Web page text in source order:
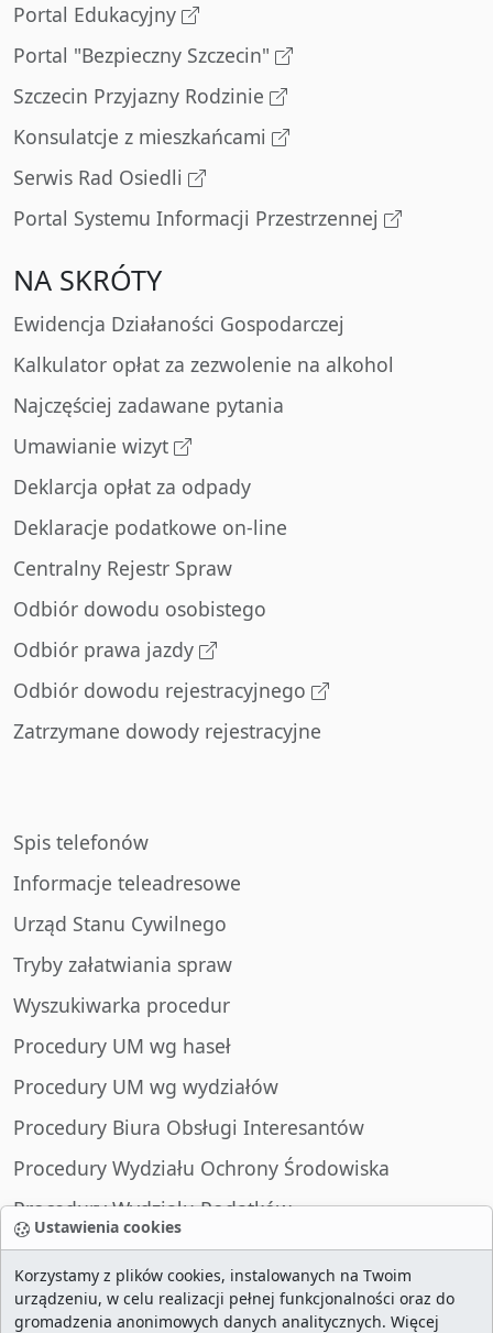
Ustawienia cookies
Korzystamy z plików cookies, instalowanych na Twoim
urządzeniu, w celu realizacji pełnej funkcjonalności oraz do
gromadzenia anonimowych danych analitycznych. Więcej
Portal Edukacyjny
Portal "Bezpieczny Szczecin"
Szczecin Przyjazny Rodzinie
Konsulatcje z mieszkańcami
Serwis Rad Osiedli
Portal Systemu Informacji Przestrzennej
NA SKRÓTY
Ewidencja Działaności Gospodarczej
Kalkulator opłat za zezwolenie na alkohol
Najczęściej zadawane pytania
Umawianie wizyt
Deklarcja opłat za odpady
Deklaracje podatkowe on-line
Centralny Rejestr Spraw
Odbiór dowodu osobistego
Odbiór prawa jazdy
Odbiór dowodu rejestracyjnego
Zatrzymane dowody rejestracyjne
Spis telefonów
Informacje teleadresowe
Urząd Stanu Cywilnego
Tryby załatwiania spraw
Wyszukiwarka procedur
Procedury UM wg haseł
Procedury UM wg wydziałów
Procedury Biura Obsługi Interesantów
Procedury Wydziału Ochrony Środowiska
Procedury Wydziału Podatków
Procedury Wydziału Spraw Obywatelskich